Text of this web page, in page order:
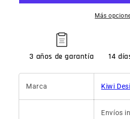
Más
3 años de garantía 14
Marca Kiwi
Envíos